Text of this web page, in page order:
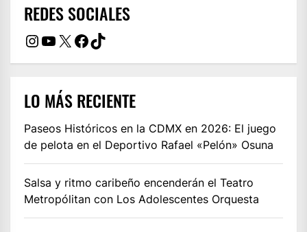
REDES SOCIALES
Instagram
YouTube
X Facebook
TikTok
LO MÁS RECIENTE
Paseos Históricos en la CDMX en 2026: El juego
de pelota en el Deportivo Rafael «Pelón» Osuna
Salsa y ritmo caribeño encenderán el Teatro
Metropólitan con Los Adolescentes Orquesta